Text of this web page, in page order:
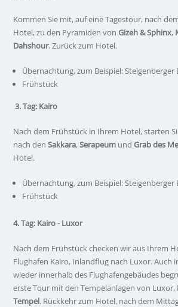
Kommen Sie mit, auf eine Tagestour, nach
Hotel, zu den Pyramiden von Gizeh & Sphinx,
Dahshour. Zurück zum Hotel.
Übernachtung, zum Beispiel: Steigenberger
Frühstück
3. Tag: Kairo
Nach dem Frühstück in Ihrem Hotel, starten
nach den Sakkara,Serapeum und Grab des
Hotel.
Übernachtung, zum Beispiel: Steigenberger
Frühstück
4. Tag: Kairo - Luxor
Nach dem Frühstück checken wir aus Ihrem
Flughafen Kairo, Inlandflug nach Luxor. Auch
wieder innerhalb des Flughafengebäudes
erste Tour mit den Tempelanlagen von Luxor,
Tempel. Rückkehr zum Hotel, nach dem